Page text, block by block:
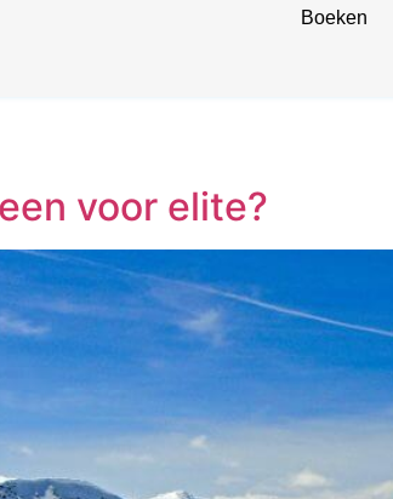
Boeken
voor elite?